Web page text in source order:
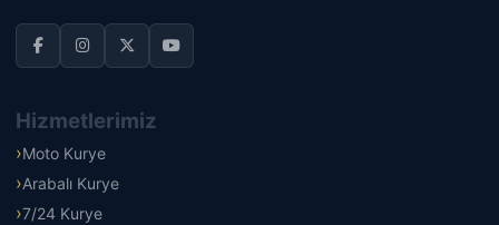
Hizmetlerimiz
Moto Kurye
Arabalı Kurye
7/24 Kurye